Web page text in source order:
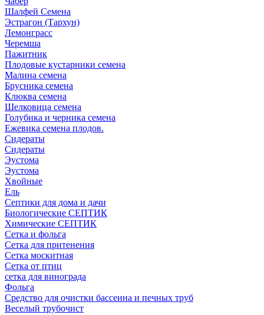
Шалфей Семена
Эстрагон (Тархун)
Лемонграсс
Черемша
Пажитник
Плодовые кустарники семена
Малина семена
Брусника семена
Клюква семена
Шелковица семена
Голубика и черника семена
Ежевика семена плодов.
Сидераты
Сидераты
Эустома
Эустома
Хвойные
Ель
Септики для дома и дачи
Биологические СЕПТИК
Химические СЕПТИК
Сетка и фольга
Сетка для притенения
Сетка москитная
Сетка от птиц
сетка для винограда
Фольга
Средство для очистки бассеина и печных труб
Веселый трубочист